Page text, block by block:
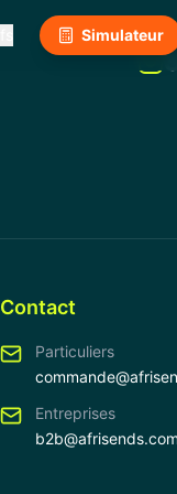
Simulateur
Contact
Particuliers
Entreprises
b2b@afrisends.com